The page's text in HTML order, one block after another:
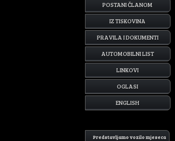
POSTANI ČLANOM
IZ TISKOVINA
PRAVILA I DOKUMENTI
AUTOMOBILNI LIST
LINKOVI
OGLASI
ENGLISH
Predstavljamo vozilo mjeseca